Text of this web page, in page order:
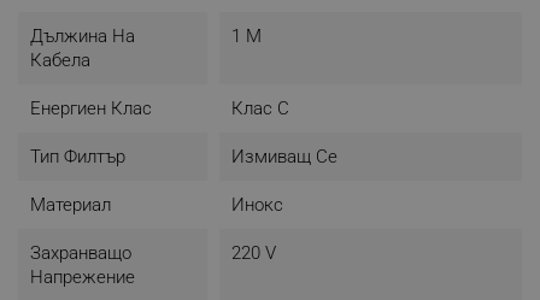
Дължина На
Кабела
1 М
Енергиен Клас Клас C
Тип Филтър Измиващ Се
Материал Инокс
Захранващо
Напрежение
220 V